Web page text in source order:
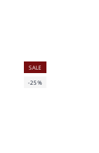
SALE
-25%